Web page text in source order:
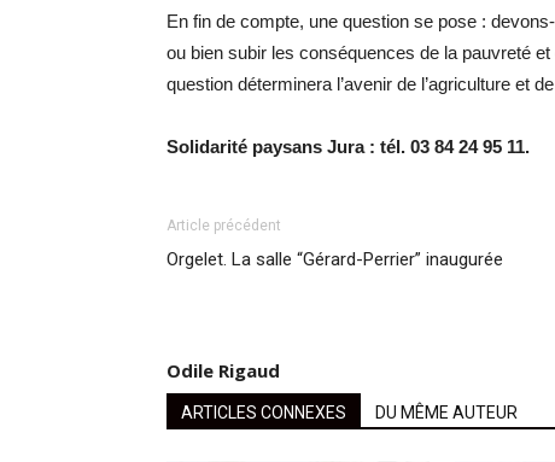
En fin de compte, une question se pose :
ou bien subir les conséquences de la pauvreté
question déterminera l’avenir de l’agriculture et
Solidarité paysans Jura : tél. 03 84 24 95 11.
Article précédent
Orgelet. La salle “Gérard-Perrier” inaugurée
Odile Rigaud
ARTICLES CONNEXES DU MÊME AUTEUR